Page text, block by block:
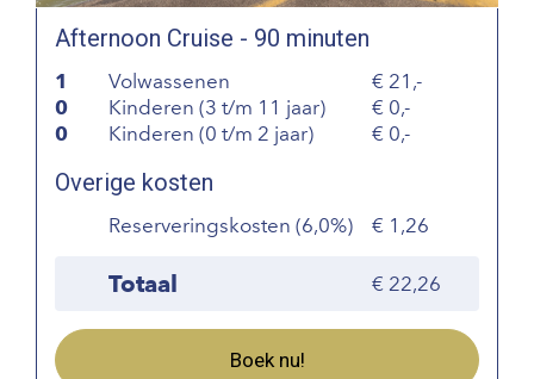
Afternoon Cruise - 90 minuten
1 Volwassenen
21,-
0
Kinderen (3 t/m 11 jaar)
0,-
0
Kinderen (0 t/m 2 jaar) 0,-
Overige kosten
Reserveringskosten (6,0%) 1,26
Totaal 22,26
Boek nu!